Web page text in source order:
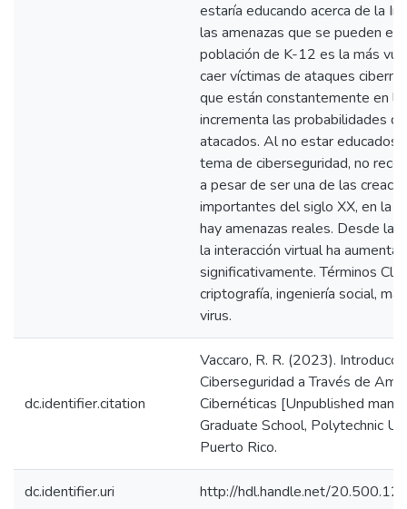
estaría educando acerca de la
las amenazas que se pueden
población de K-12 es la más
caer víctimas de ataques
que están constantemente en
incrementa las probabilidades
atacados. Al no estar educados
tema de ciberseguridad, no
a pesar de ser una de las
importantes del siglo XX, en la
hay amenazas reales. Desde la
la interacción virtual ha
significativamente. Términos
criptografía, ingeniería social,
virus.
dc.identifier.citation
Vaccaro, R. R. (2023).
Ciberseguridad a Través de
Cibernéticas [Unpublished
Graduate School, Polytechnic
Puerto Rico.
dc.identifier.uri http://hdl.handle.net/